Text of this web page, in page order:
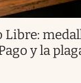
Libre:
y la